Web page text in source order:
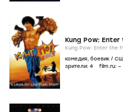
Kung Pow:
комедия, боевик /
зрители: 4 film.ru: –